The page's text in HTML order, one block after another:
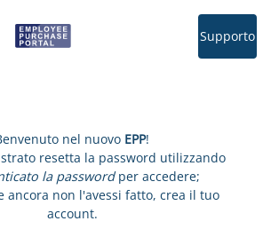
Supporto
nel nuovo EPP!
resetta la password utilizzando
la passwordper accedere;
ancora non l'avessi fatto, crea il tuo
account.